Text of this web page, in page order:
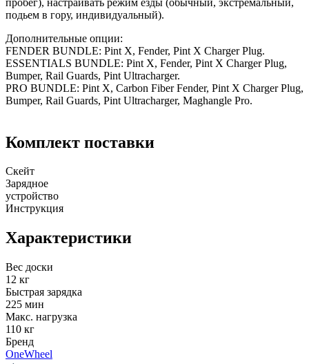
подьем в гору, индивидуальный).
Дополнительные опции:
FENDER BUNDLE: Pint X, Fender, Pint X Charger Plug.
ESSENTIALS BUNDLE: Pint X, Fender, Pint X Charger Plug,
Bumper, Rail Guards, Pint Ultracharger.
PRO BUNDLE: Pint X, Carbon Fiber Fender, Pint X Charger Plug,
Bumper, Rail Guards, Pint Ultracharger, Maghangle Pro.
Комплект поставки
Скейт
Зарядное
устройство
Инструкция
Характеристики
Вес доски
12 кг
Быстрая зарядка
225 мин
Макс. нагрузка
110 кг
Бренд
OneWheel